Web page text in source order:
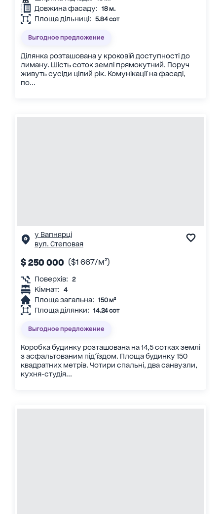
Довжина фасаду: 18 м.
Площа дільниці: 5.84 сот
Выгодное предложение
Ділянка розташована у кроковій доступності до
лиману. Шість соток землі прямокутний. Поруч
живуть сусіди цілий рік. Комунікації на фасаді,
по...
у Вапнярці
вул. Степовая
$ 250 000 ($1 667/м²)
Поверхів: 2
Кімнат: 4
Площа загальна: 150 м²
Площа ділянки: 14.24 сот
Выгодное предложение
Коробка будинку розташована на 14,5 сотках землі
з асфальтованим під'їздом. Площа будинку 150
квадратних метрів. Чотири спальні, два санвузли,
кухня-студія...